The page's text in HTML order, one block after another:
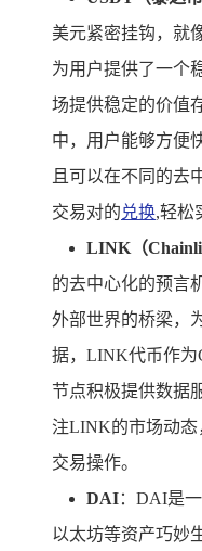
美元紧密挂钩，就
为用户提供了一个
场提供稳定的价值
中，用户能够方便
且可以在不同的去
交易对的兑换,轻松
LINK（
的去中心化的预言
外部世界的桥梁，
据，LINK代币作为
节点积极提供数据
注LINK的市场动态
交易操作。
DAI：DAI是
以太坊等资产巧妙